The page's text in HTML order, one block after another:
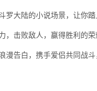
大陆的小说场景，让你踏
击败敌人，赢得胜利的荣
告白，携手爱侣共同战斗